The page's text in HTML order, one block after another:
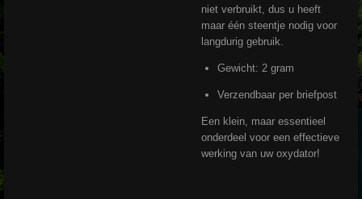
niet verbruikt, dus u heeft
maar één steentje nodig voor
langdurig gebruik.
Gewicht: 2 gram
Verzendbaar per briefpost
Een klein, maar essentieel
onderdeel voor een effectieve
werking van uw oxydator!